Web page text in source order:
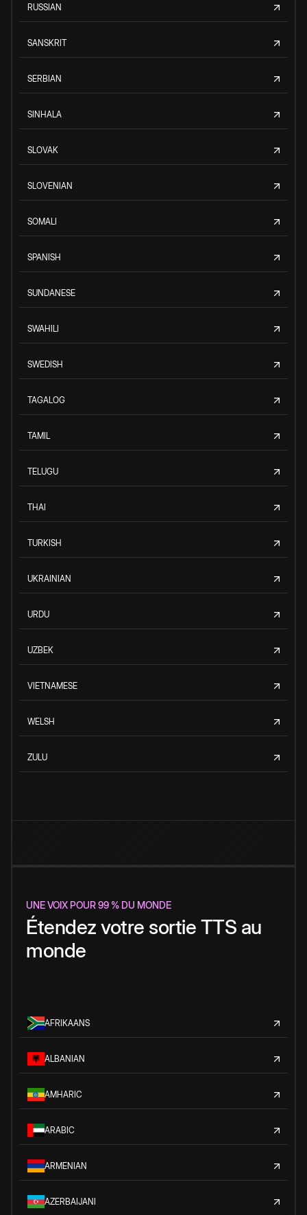
RUSSIAN
SANSKRIT
SERBIAN
SINHALA
SLOVAK
SLOVENIAN
SOMALI
SPANISH
SUNDANESE
SWAHILI
SWEDISH
TAGALOG
TAMIL
TELUGU
THAI
TURKISH
UKRAINIAN
URDU
UZBEK
VIETNAMESE
WELSH
ZULU
UNE VOIX POUR 99 % DU MONDE
Étendez votre sortie TTS au
monde
AFRIKAANS
ALBANIAN
AMHARIC
ARABIC
ARMENIAN
AZERBAIJANI